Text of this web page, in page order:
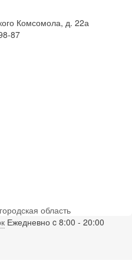
Комсомола, д. 22а
87
область
Ежедневно c 8:00 - 20:00